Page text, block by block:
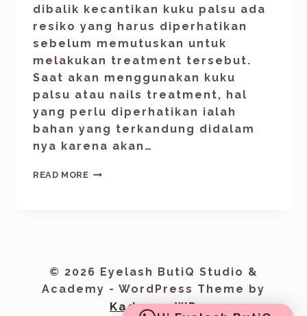
dibalik kecantikan kuku palsu ada
resiko yang harus diperhatikan
sebelum memutuskan untuk
melakukan treatment tersebut.
Saat akan menggunakan kuku
palsu atau nails treatment, hal
yang perlu diperhatikan ialah
bahan yang terkandung didalam
nya karena akan…
READ MORE
© 2026 Eyelash ButiQ Studio &
Academy - WordPress Theme by
Kadence WP